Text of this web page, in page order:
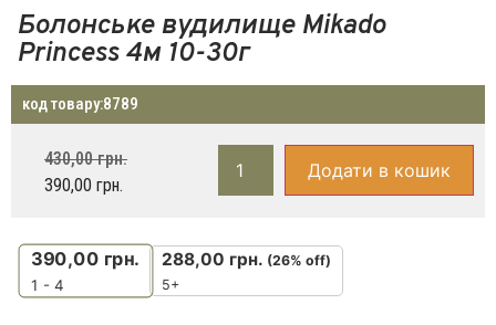
Болонське вудилище Mikado
Princess 4м 10-30г
код товару:8789
430,00грн.
390,00 грн.
Додати в кошик
390,00 грн.
1 - 4
288,00 грн. (26% off)
5+